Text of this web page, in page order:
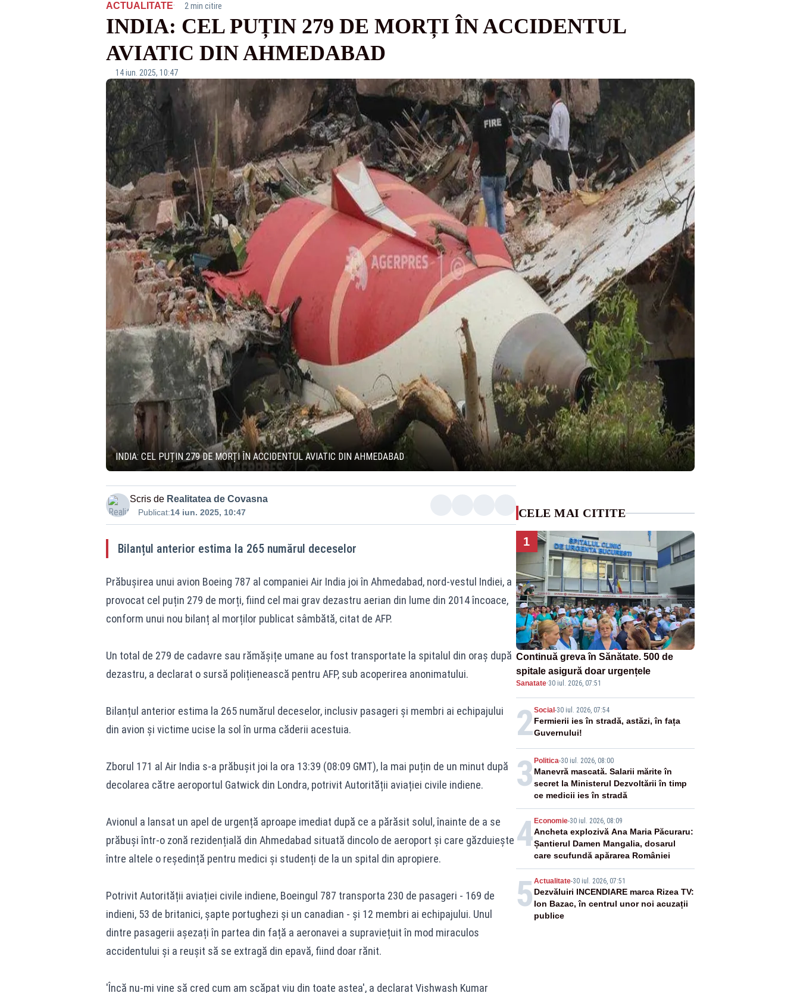
ACTUALITATE· 2 min citire
INDIA: CEL PUȚIN 279 DE MORȚI ÎN ACCIDENTUL
AVIATIC DIN AHMEDABAD
14 iun. 2025, 10:47
INDIA: CEL PUȚIN 279 DE MORȚI ÎN ACCIDENTUL AVIATIC DIN AHMEDABAD
Scris de Realitatea de Covasna
Publicat:14 iun. 2025, 10:47
Bilanțul anterior estima la 265 numărul deceselor
Prăbușirea unui avion Boeing 787 al companiei Air India joi în Ahmedabad, nord-vestul Indiei, a
provocat cel puțin 279 de morți, fiind cel mai grav dezastru aerian din lume din 2014 încoace,
conform unui nou bilanț al morților publicat sâmbătă, citat de AFP.
Un total de 279 de cadavre sau rămășițe umane au fost transportate la spitalul din oraș după
dezastru, a declarat o sursă polițienească pentru AFP, sub acoperirea anonimatului.
Bilanțul anterior estima la 265 numărul deceselor, inclusiv pasageri și membri ai echipajului
din avion și victime ucise la sol în urma căderii acestuia.
Zborul 171 al Air India s-a prăbușit joi la ora 13:39 (08:09 GMT), la mai puțin de un minut după
decolarea către aeroportul Gatwick din Londra, potrivit Autorității aviației civile indiene.
Avionul a lansat un apel de urgență aproape imediat după ce a părăsit solul, înainte de a se
prăbuși într-o zonă rezidențială din Ahmedabad situată dincolo de aeroport și care găzduiește
între altele o reședință pentru medici și studenți de la un spital din apropiere.
Potrivit Autorității aviației civile indiene, Boeingul 787 transporta 230 de pasageri - 169 de
indieni, 53 de britanici, șapte portughezi și un canadian - și 12 membri ai echipajului. Unul
dintre pasagerii așezați în partea din față a aeronavei a supraviețuit în mod miraculos
accidentului și a reușit să se extragă din epavă, fiind doar rănit.
'Încă nu-mi vine să cred cum am scăpat viu din toate astea', a declarat Vishwash Kumar
CELE MAI CITITE
1
Continuă greva în Sănătate. 500 de
spitale asigură doar urgențele
Sanatate·30 iul. 2026, 07:51
2Social -30 iul. 2026, 07:54
Fermierii ies în stradă, astăzi, în fața
Guvernului!
3 Politica-30 iul. 2026, 08:00
Manevră mascată. Salarii mărite în
secret la Ministerul Dezvoltării în timp
ce medicii ies în stradă
4 Economie-30 iul. 2026, 08:09
Ancheta explozivă Ana Maria Păcuraru:
Șantierul Damen Mangalia, dosarul
care scufundă apărarea României
5 Actualitate-30 iul. 2026, 07:51
Dezvăluiri INCENDIARE marca Rizea TV:
Ion Bazac, în centrul unor noi acuzații
publice